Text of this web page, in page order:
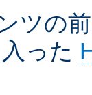
ツの
った